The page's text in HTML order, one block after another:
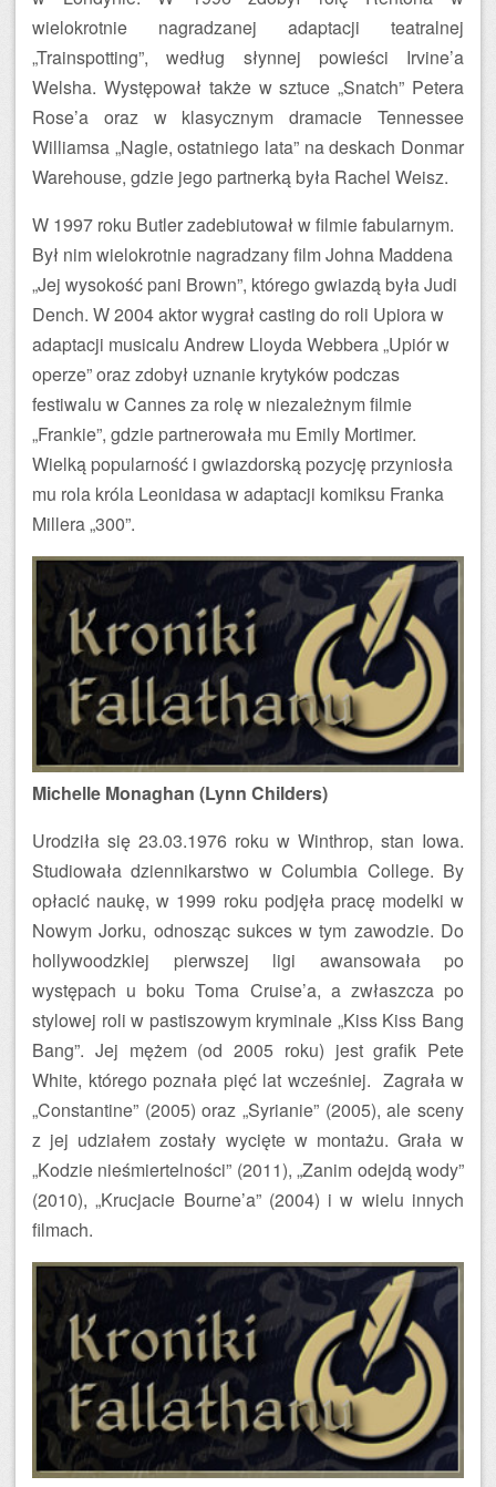
wielokrotnie nagradzanej adaptacji teatralnej
„Trainspotting”, według słynnej powieści Irvine’a
Welsha. Występował także w sztuce „Snatch” Petera
Rose’a oraz w klasycznym dramacie Tennessee
Williamsa „Nagle, ostatniego lata” na deskach Donmar
Warehouse, gdzie jego partnerką była Rachel Weisz.
W 1997 roku Butler zadebiutował w filmie fabularnym.
Był nim wielokrotnie nagradzany film Johna Maddena
„Jej wysokość pani Brown”, którego gwiazdą była Judi
Dench. W 2004 aktor wygrał casting do roli Upiora w
adaptacji musicalu Andrew Lloyda Webbera „Upiór w
operze” oraz zdobył uznanie krytyków podczas
festiwalu w Cannes za rolę w niezależnym filmie
„Frankie”, gdzie partnerowała mu Emily Mortimer.
Wielką popularność i gwiazdorską pozycję przyniosła
mu rola króla Leonidasa w adaptacji komiksu Franka
Millera „300”.
Michelle Monaghan (Lynn Childers)
Urodziła się 23.03.1976 roku w Winthrop, stan Iowa.
Studiowała dziennikarstwo w Columbia College. By
opłacić naukę, w 1999 roku podjęła pracę modelki w
Nowym Jorku, odnosząc sukces w tym zawodzie. Do
hollywoodzkiej pierwszej ligi awansowała po
występach u boku Toma Cruise’a, a zwłaszcza po
stylowej roli w pastiszowym kryminale „Kiss Kiss Bang
Bang”. Jej mężem (od 2005 roku) jest grafik Pete
White, którego poznała pięć lat wcześniej. Zagrała w
„Constantine” (2005) oraz „Syrianie” (2005), ale sceny
z jej udziałem zostały wycięte w montażu. Grała w
„Kodzie nieśmiertelności” (2011), „Zanim odejdą wody”
(2010), „Krucjacie Bourne’a” (2004) i w wielu innych
filmach.